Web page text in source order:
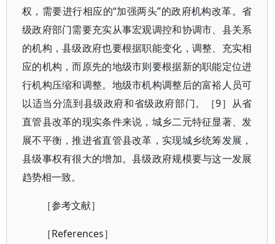
权，需要进行相应的“加强两头”的政府机构改革。省
级政府部门需要充实从事宏观调控和协调市、县关系
的机构，县级政府也要根据职能变化，调整、充实相
应的机构，而原先的地级市则要根据新的职能定位进
行机构压缩和调整。地级市机构调整后的富裕人员可
以适当分流到县级政府和省级政府部门。［9］从省
直管县改革的现实条件来说，城乡二元特征显著、发
展不平衡，推进省直管县改革，实现城乡统筹发展，
县级事权有很大的增加。县级政府规模要与这一发展
趋势相一致。
［参考文献］
［References］